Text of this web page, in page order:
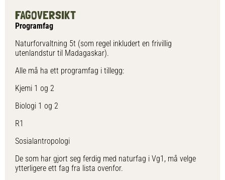
FAGOVERSIKT
Programfag
Naturforvaltning 5t (som regel inkludert en frivillig
utenlandstur til Madagaskar).
Alle må ha ett programfag i tillegg:
Kjemi 1 og 2
Biologi 1 og 2
R1
Sosialantropologi
De som har gjort seg ferdig med naturfag i Vg1, må velge
ytterligere ett fag fra lista ovenfor.